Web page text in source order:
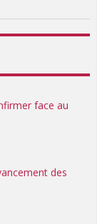
face au
des